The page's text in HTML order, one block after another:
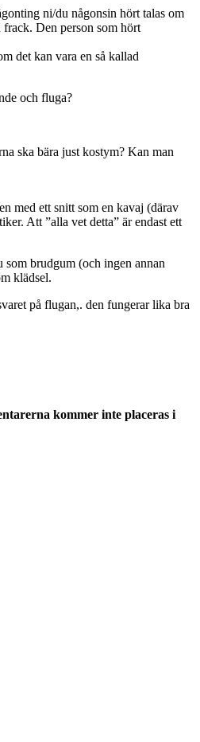
ni/du någonsin hört talas om
Den person som hört
det kan vara en så kallad
och fluga?
ska bära just kostym? Kan man
med ett snitt som en kavaj (därav
Att ”alla vet detta” är endast ett
brudgum (och ingen annan
klädsel.
på flugan,. den fungerar lika bra
kommer inte placeras i